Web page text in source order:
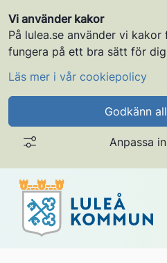
Vi använder kakor
På lulea.se använder vi
fungera på ett bra sätt för dig
Läs mer i vår cookiepolicy
Godkänn
Anpassa
Gå till